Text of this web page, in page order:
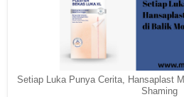
Setiap Luka Punya Cerita, Hansaplast
Shaming